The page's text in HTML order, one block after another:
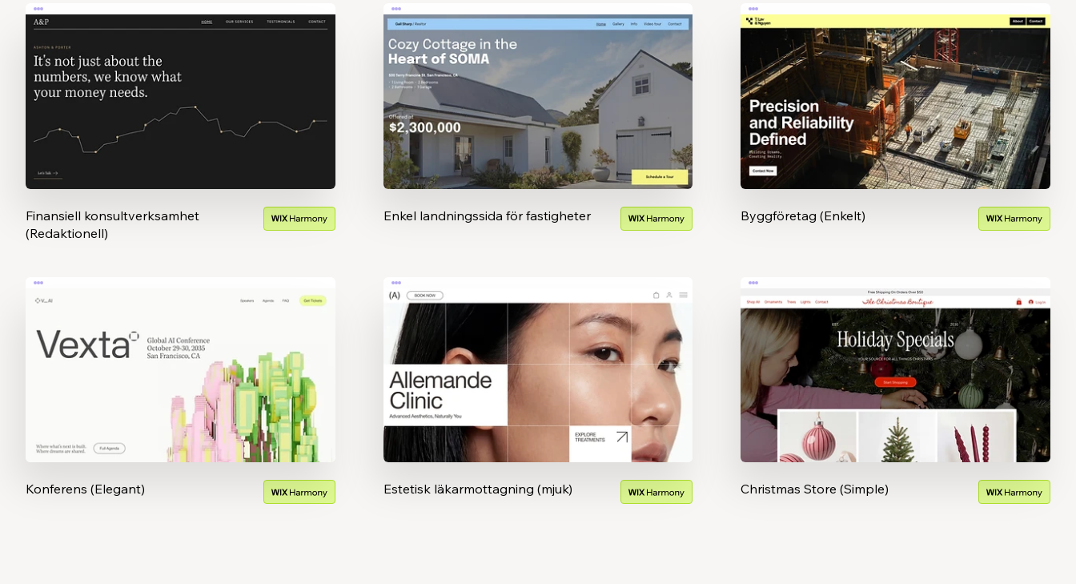
Finansiell konsultverksamhet
(Redaktionell)
Enkel landningssida för fastigheter Byggföretag (Enkelt)
Konferens (Elegant) Estetisk läkarmottagning (mjuk) Christmas Store (Simple)